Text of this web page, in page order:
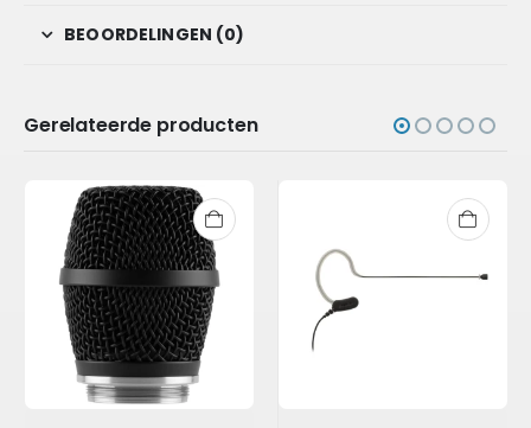
BEOORDELINGEN (0)
Gerelateerde producten